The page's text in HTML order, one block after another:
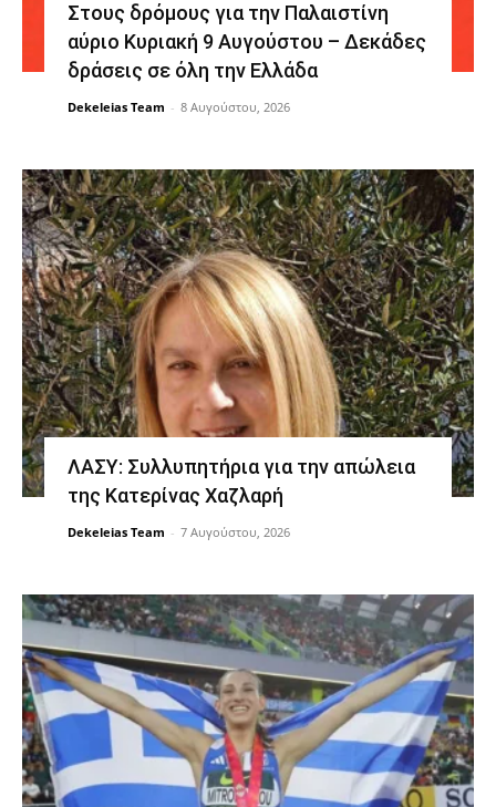
Στους δρόμους για την Παλαιστίνη
αύριο Κυριακή 9 Αυγούστου – Δεκάδες
δράσεις σε όλη την Ελλάδα
Dekeleias Team - 8 Αυγούστου, 2026
ΛΑΣΥ: Συλλυπητήρια για την απώλεια
της Κατερίνας Χαζλαρή
Dekeleias Team - 7 Αυγούστου, 2026